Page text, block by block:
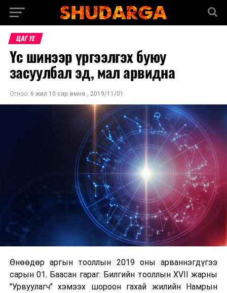
ЦАГ ҮЕ
Үс шинээр үргээлгэх буюу
засуулбал эд, мал арвидна
Огноо: 6 жил 10 сар.өмнө , 2019/11/01
Өнөөдөр аргын тооллын 2019 оны арваннэгдүгээ
сарын 01. Баасан гараг. Билгийн тооллын XVII жарны
"Урвуулагч" хэмээх шороон гахай жилийн Намрын